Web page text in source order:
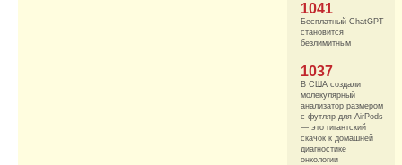
1041
Бесплатный ChatGPT
становится
безлимитным
1037
В США создали
молекулярный
анализатор размером
с футляр для AirPods
— это гигантский
скачок к домашней
диагностике
онкологии